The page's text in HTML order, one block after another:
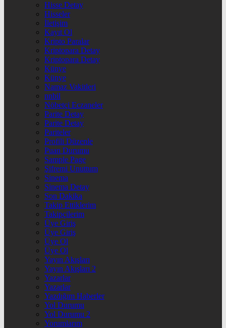
Hisse Detay
Hisseler
İletişim
Kayıt Ol
Kripto Paralar
Kriptopara Detay
Kriptopara Detay
Künye
Künye
Namaz Vakitleri
nnbil
Nöbetçi Eczaneler
Parite Detay
Parite Detay
Pariteler
Profili Düzenle
Puan Durumu
Sample Page
Şifremi Unuttum
Sinema
Sinema Detay
Son Dakika
Takip Ettiklerim
Takipçilerim
Üye Giriş
Üye Giriş
Üye Ol
Üye Ol
Yayın Akışları
Yayın Akışları 2
Yazarlar
Yazarlar
Yazdığım Haberler
Yol Durumu
Yol Durumu 2
Yorumlarım